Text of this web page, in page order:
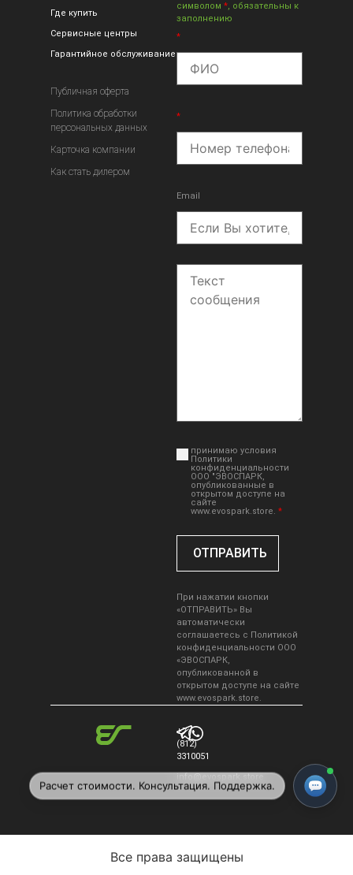
Где купить
Сервисные центры
Гарантийное обслуживание
Публичная оферта
Политика обработки
персональных данных
Карточка компании
Как стать дилером
символом *, обязательны к
заполнению
*
*
Email
принимаю условия
Политики
конфиденциальности
ООО "ЭВОСПАРК,
опубликованные в
открытом доступе на
сайте
www.evospark.store.*
При нажатии кнопки
«ОТПРАВИТЬ» Вы
автоматически
соглашаетесь с Политикой
конфиденциальности ООО
«ЭВОСПАРК,
опубликованной в
открытом доступе на сайте
www.evospark.store.
+7
(812)
3310051
info@evospark.store
Все права защищены
Расчет стоимости. Консультация. Поддержка.